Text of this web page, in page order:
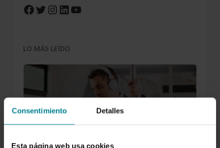
Consentimiento Detalles
Esta página web usa cookies
Facebook
Twitter
Instagram
LinkedIn
YouTube
LO MÁS LEÍDO
Los mejores podcasts de negocios